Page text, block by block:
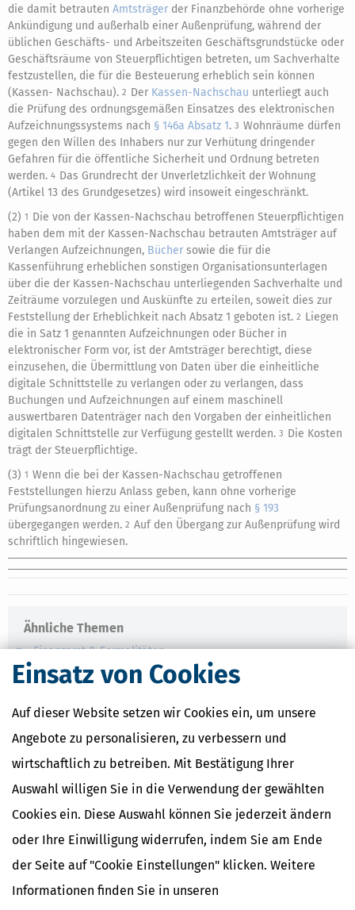
Einsatz von Cookies
Auf dieser Website setzen wir Cookies ein, um unsere
Angebote zu personalisieren, zu verbessern und
wirtschaftlich zu betreiben. Mit Bestätigung Ihrer
Auswahl willigen Sie in die Verwendung der gewählten
Cookies ein. Diese Auswahl können Sie jederzeit ändern
oder Ihre Einwilligung widerrufen, indem Sie am Ende
der Seite auf "Cookie Einstellungen" klicken. Weitere
Informationen finden Sie in unseren
die damit betrauten Amtsträger der Finanzbehörde ohne vorherige
Ankündigung und außerhalb einer Außenprüfung, während der
üblichen Geschäfts- und Arbeitszeiten Geschäftsgrundstücke oder
Geschäftsräume von Steuerpflichtigen betreten, um Sachverhalte
festzustellen, die für die Besteuerung erheblich sein können
(Kassen- Nachschau). 2 Der Kassen-Nachschau unterliegt auch
die Prüfung des ordnungsgemäßen Einsatzes des elektronischen
Aufzeichnungssystems nach § 146a Absatz 1. 3 Wohnräume dürfen
gegen den Willen des Inhabers nur zur Verhütung dringender
Gefahren für die öffentliche Sicherheit und Ordnung betreten
werden. 4 Das Grundrecht der Unverletzlichkeit der Wohnung
(Artikel 13 des Grundgesetzes) wird insoweit eingeschränkt.
(2) 1 Die von der Kassen-Nachschau betroffenen Steuerpflichtigen
haben dem mit der Kassen-Nachschau betrauten Amtsträger auf
Verlangen Aufzeichnungen, Bücher sowie die für die
Kassenführung erheblichen sonstigen Organisationsunterlagen
über die der Kassen-Nachschau unterliegenden Sachverhalte und
Zeiträume vorzulegen und Auskünfte zu erteilen, soweit dies zur
Feststellung der Erheblichkeit nach Absatz 1 geboten ist. 2 Liegen
die in Satz 1 genannten Aufzeichnungen oder Bücher in
elektronischer Form vor, ist der Amtsträger berechtigt, diese
einzusehen, die Übermittlung von Daten über die einheitliche
digitale Schnittstelle zu verlangen oder zu verlangen, dass
Buchungen und Aufzeichnungen auf einem maschinell
auswertbaren Datenträger nach den Vorgaben der einheitlichen
digitalen Schnittstelle zur Verfügung gestellt werden. 3 Die Kosten
trägt der Steuerpflichtige.
(3) 1 Wenn die bei der Kassen-Nachschau getroffenen
Feststellungen hierzu Anlass geben, kann ohne vorherige
Prüfungsanordnung zu einer Außenprüfung nach § 193
übergegangen werden. 2 Auf den Übergang zur Außenprüfung wird
schriftlich hingewiesen.
Ähnliche Themen
Finanzamt & Formalitäten
Selbstständigkeit
Erben, Vererben & Schenken
Verwandte Lexikon-Begriffe
Kapitalertragsteuer Freibetrag -
Definition und Erklärung
Kapitalertragsteuer - Definition und
Erklärung
Kommission